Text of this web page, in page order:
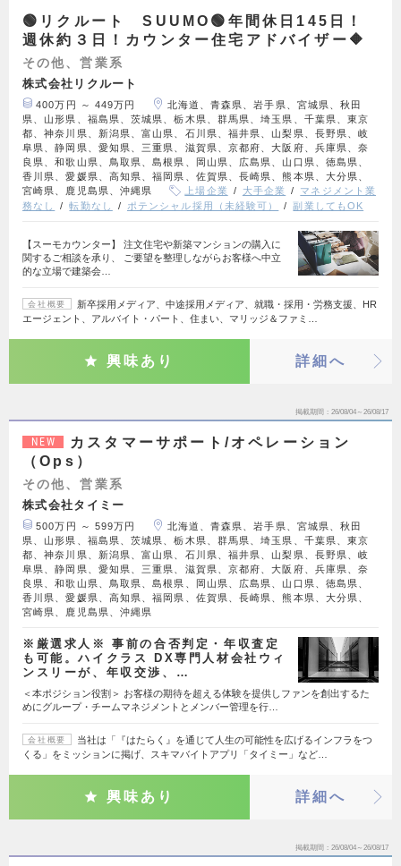
🟢リクルート SUUMO🟢年間休日145日！
週休約３日！カウンター住宅アドバイザー🔶
その他、営業系
株式会社リクルート
400万円 ～ 449万円
北海道、青森県、岩手県、宮城県、秋田
県、山形県、福島県、茨城県、栃木県、群馬県、埼玉県、千葉県、東京
都、神奈川県、新潟県、富山県、石川県、福井県、山梨県、長野県、岐
阜県、静岡県、愛知県、三重県、滋賀県、京都府、大阪府、兵庫県、奈
良県、和歌山県、鳥取県、島根県、岡山県、広島県、山口県、徳島県、
香川県、愛媛県、高知県、福岡県、佐賀県、長崎県、熊本県、大分県、
宮崎県、鹿児島県、沖縄県
上場企業 大手企業
マネジメント業
務なし
転勤なし ポテンシャル採用（未経験可） 副業してもOK
【スーモカウンター】 注文住宅や新築マンションの購入に
関するご相談を承り、 ご要望を整理しながらお客様へ中立
的な立場で建築会…
会社概要
新卒採用メディア、中途採用メディア、就職・採用・労務支援、HR
エージェント、アルバイト・パート、住まい、マリッジ＆ファミ…
興味あり 詳細へ
掲載期間 26/08/04～26/08/17
NEW
カスタマーサポート/オペレーション
（Ops）
その他、営業系
株式会社タイミー
500万円 ～ 599万円
北海道、青森県、岩手県、宮城県、秋田
県、山形県、福島県、茨城県、栃木県、群馬県、埼玉県、千葉県、東京
都、神奈川県、新潟県、富山県、石川県、福井県、山梨県、長野県、岐
阜県、静岡県、愛知県、三重県、滋賀県、京都府、大阪府、兵庫県、奈
良県、和歌山県、鳥取県、島根県、岡山県、広島県、山口県、徳島県、
香川県、愛媛県、高知県、福岡県、佐賀県、長崎県、熊本県、大分県、
宮崎県、鹿児島県、沖縄県
※厳選求人※ 事前の合否判定・年収査定
も可能。ハイクラス DX専門人材会社ウィ
ンスリーが、年収交渉、…
＜本ポジション役割＞ お客様の期待を超える体験を提供しファンを創出するた
めにグループ・チームマネジメントとメンバー管理を行…
会社概要
当社は「『はたらく』を通じて人生の可能性を広げるインフラをつ
くる」をミッションに掲げ、スキマバイトアプリ「タイミー」など…
興味あり 詳細へ
掲載期間 26/08/04～26/08/17